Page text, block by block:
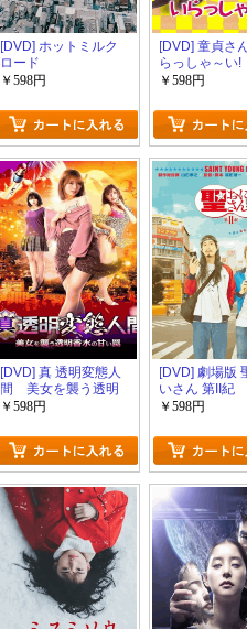
[DVD] ホットミルク
ロード
￥598円
[DVD] 童貞さ
らっしゃ～い!
￥598円
[DVD] 真 透明変態人
間 美女を襲う透明
香水の甘い罠
￥598円
[DVD] 劇場版
いさん 第II紀
￥598円